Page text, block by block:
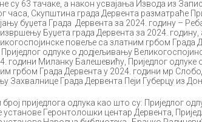
су 63 тачаке, а након усвајања Извода из
часа, Скупштина града Дервента разматраће
буџета Града Дервента за 2024. годину –
Буџета града Дервента за 2024. годину,
повеље са златним грбом Града
одлуке о додјељивању
години Миланку Балешевићу, Приједлог одлуке
грбом Града Дервента у 2024. години мр
Захвалнице Града Дервента Пеји Губерцу из
приједлога одлука као што су: Приједлог
Геронтолошки центар Дервента,